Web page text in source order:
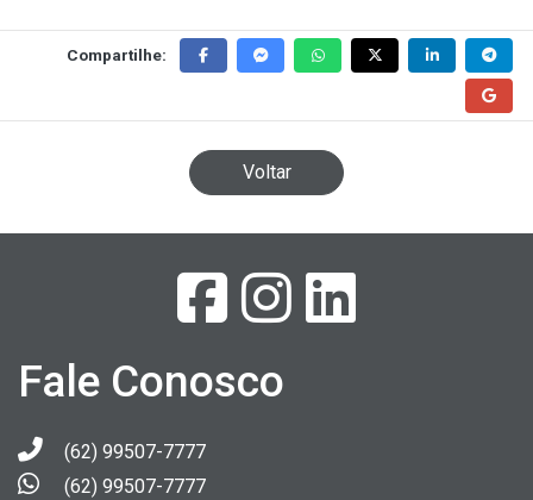
Compartilhe:
Voltar
Fale Conosco
(62) 99507-7777
(62) 99507-7777